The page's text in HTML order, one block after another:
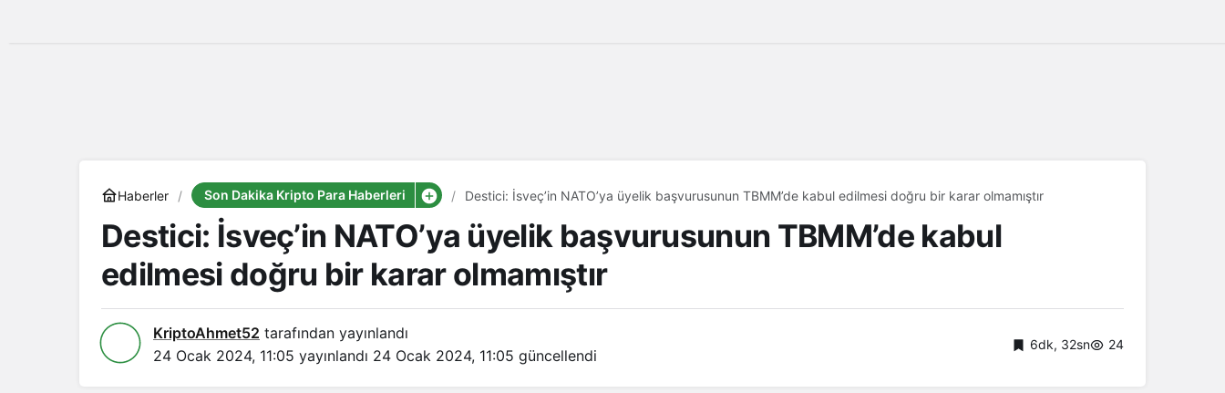
Haberler Son Dakika Kripto Para Haberleri Destici: İsveç’in NATO’ya üyelik başvurusunun TBMM’de kabul edilmesi doğru bir karar olmamıştır
Destici: İsveç’in NATO’ya üyelik başvurusunun TBMM’de kabul
edilmesi doğru bir karar olmamıştır
KriptoAhmet52 tarafından yayınlandı
24 Ocak 2024, 11:05 yayınlandı 24 Ocak 2024, 11:05 güncellendi
6dk, 32sn 24